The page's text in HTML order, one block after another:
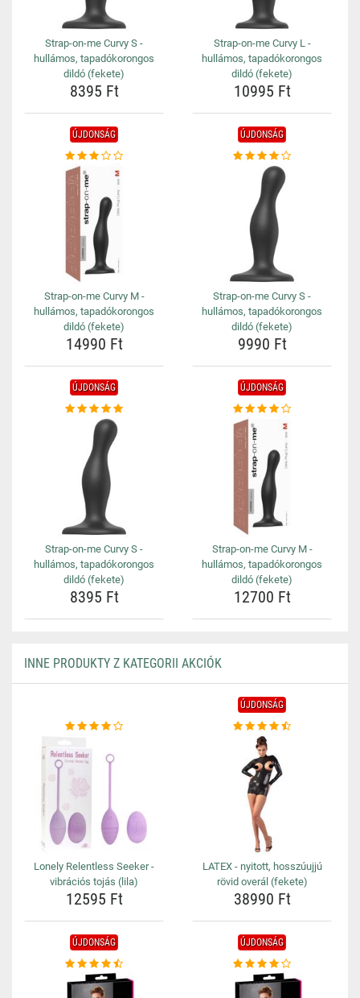
Strap-on-me Curvy S -
hullámos, tapadókorongos
dildó (fekete)
8395 Ft
Strap-on-me Curvy L -
hullámos, tapadókorongos
dildó (fekete)
10995 Ft
ÚJDONSÁG
Strap-on-me Curvy M -
hullámos, tapadókorongos
dildó (fekete)
14990 Ft
ÚJDONSÁG
Strap-on-me Curvy S -
hullámos, tapadókorongos
dildó (fekete)
9990 Ft
ÚJDONSÁG
Strap-on-me Curvy S -
hullámos, tapadókorongos
dildó (fekete)
8395 Ft
ÚJDONSÁG
Strap-on-me Curvy M -
hullámos, tapadókorongos
dildó (fekete)
12700 Ft
INNE PRODUKTY Z KATEGORII AKCIÓK
Lonely Relentless Seeker -
vibrációs tojás (lila)
12595 Ft
ÚJDONSÁG
LATEX - nyitott, hosszúujjú
rövid overál (fekete)
38990 Ft
ÚJDONSÁG ÚJDONSÁG